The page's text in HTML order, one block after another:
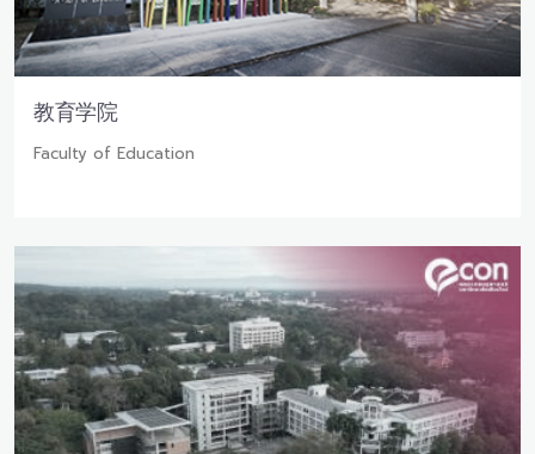
教育学院
Faculty of Education